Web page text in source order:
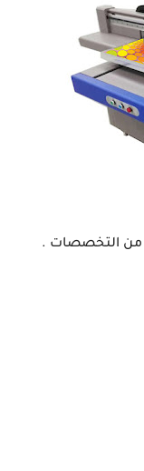
من التخصصات .